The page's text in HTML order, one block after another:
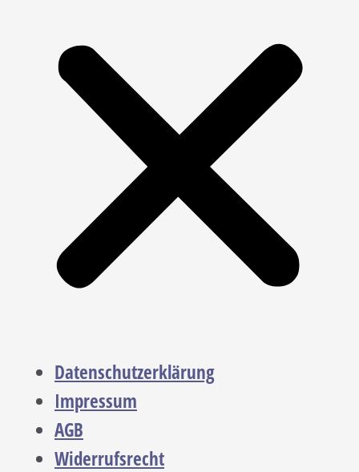
Datenschutzerklärung
Impressum
AGB
Widerrufsrecht